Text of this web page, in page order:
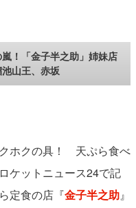
！「金子半之助」姉妹店
山王、赤坂
ホクの具！ 天ぷら食べ
ケットニュース24で記
定食の店『金子半之助』